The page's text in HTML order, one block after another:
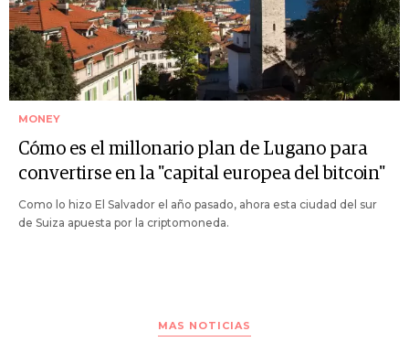
MONEY
Cómo es el millonario plan de Lugano para
convertirse en la "capital europea del bitcoin"
Como lo hizo El Salvador el año pasado, ahora esta ciudad del sur
de Suiza apuesta por la criptomoneda.
MAS NOTICIAS